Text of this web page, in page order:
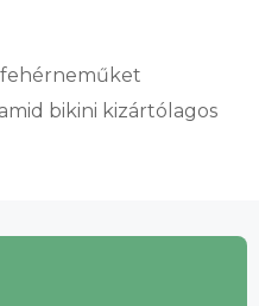
fehérneműket
bikini kizártólagos